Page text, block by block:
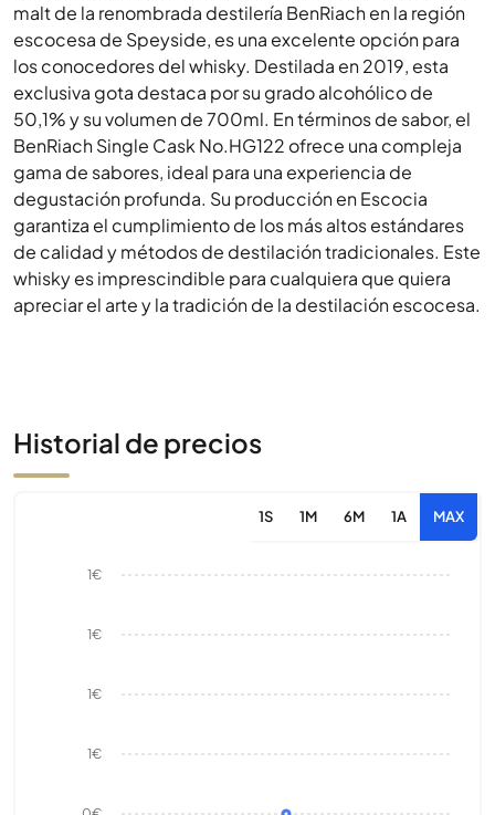
malt de la renombrada destilería BenRiach en la región
escocesa de Speyside, es una excelente opción para
los conocedores del whisky. Destilada en 2019, esta
exclusiva gota destaca por su grado alcohólico de
50,1% y su volumen de 700ml. En términos de sabor, el
BenRiach Single Cask No.HG122 ofrece una compleja
gama de sabores, ideal para una experiencia de
degustación profunda. Su producción en Escocia
garantiza el cumplimiento de los más altos estándares
de calidad y métodos de destilación tradicionales. Este
whisky es imprescindible para cualquiera que quiera
apreciar el arte y la tradición de la destilación escocesa.
Historial de precios
1S 1M 6M 1A MAX
1€
1€
1€
1€